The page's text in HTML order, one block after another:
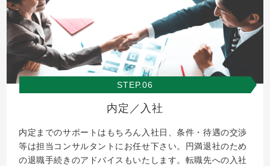
STEP.06
内定／入社
内定までのサポートはもちろん入社日、条件・待遇の交渉
等は担当コンサルタントにお任せ下さい。円満退社のため
の退職手続きのアドバイスもいたします。転職先への入社